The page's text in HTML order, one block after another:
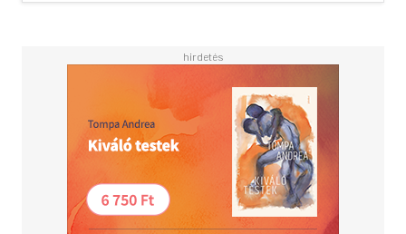
azt jelenti, hogy vég nélkül bulizunk, vad tivornyákat
csapunk; egyszerűen csak azt, hogy társas lények vagyunk.
Az ember mindig csoportokban élt, majd ahogy idővel
ezek a csoportok egyre nagyobbak és komplexebbek
lettek, ki kellett okoskodnunk, hogyan találjuk meg
bennük a helyünket, hogyan tudunk jól kijönni egymással.
(...) Más szóval barátokat kellett szereznünk."